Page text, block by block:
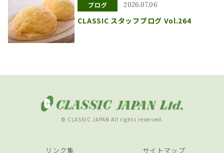
ブログ 2026.07.06
CLASSIC スタッフブログ Vol.264
© CLASSIC JAPAN All rights reserved.
リンク集 サイトマップ